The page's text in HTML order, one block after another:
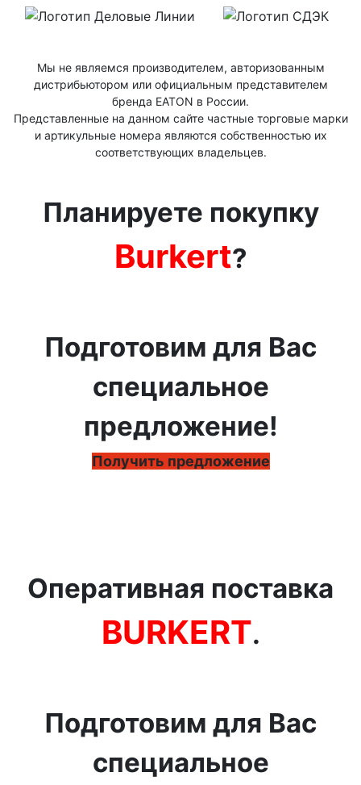
Мы не являемся производителем, авторизованным
дистрибьютором или официальным представителем
бренда ЕАТОN в России.
Представленные на данном сайте частные торговые марки
и артикульные номера являются собственностью их
соответствующих владельцев.
Планируете покупку
Burkert?
Подготовим для Вас
специальное
предложение!
Получить предложение
Оперативная поставка
BURKERT.
Подготовим для Вас
специальное